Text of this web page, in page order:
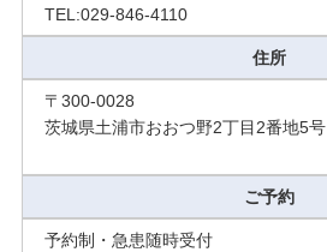
TEL:029-846-4110
住所
〒300-0028
茨城県土浦市おおつ野2丁目2番地5号
ご予約
予約制・急患随時受付